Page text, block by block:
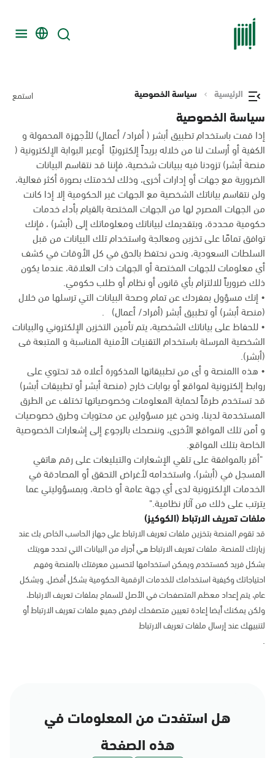
الرئيسية سياسة الخصوصية استمع
سياسة الخصوصية
إذا قمت باستخدام تطبيق أبشر ( أفراد/ أعمال) للأجهزة المحمولة و
الكفية أو أرسلت لنا من خلاله بريداً إلكترونيًا أوعبر البوابة الإلكترونية (
منصة أبشر) تزودنا فيه ببيانات شخصية، فإننا قد نتقاسم البيانات
الضرورية مع جهات أو إدارات أخرى، وذلك لخدمتك بصورة أكثر فعالية،
ولن نتقاسم بياناتك الشخصية مع الجهات غير الحكومية إلا إذا كانت
من الجهات المصرح لها من الجهات المختصة بالقيام بأداء خدمات
حكومية محددة، وبتقديمك لبياناتك ومعلوماتك إلى (أبشر) ، فإنك
توافق تمامًا على تخزين ومعالجة واستخدام تلك البيانات من قبل
السلطات السعودية، ونحن نحتفظ بالحق في كل الأوقات في كشف
أي معلومات للجهات المختصة أو الجهات ذات العلاقة، عندما يكون
ذلك ضرورياً للالتزام بأي قانون أو نظام أو طلب حكومي.
• إنك مسؤول بمفردك عن تمام وصحة البيانات التي ترسلها من خلال
(منصة أبشر) أو تطبيق أبشر (أفراد/ أعمال) .
• للحفاظ على بياناتك الشخصية، يتم تأمين التخزين الإلكتروني والبيانات
الشخصية المرسلة باستخدام التقنيات الأمنية المناسبة و المتبعة فى
(أبشر).
• هذه االمنصة و أى من تطبيقاتها المذكورة أعلاه قد تحتوي على
روابط إلكترونية لمواقع أو بوابات خارج (منصة أبشر أو تطبيقات أبشر)
قد تستخدم طرقاً لحماية المعلومات وخصوصياتها تختلف عن الطرق
المستخدمة لدينا، ونحن غير مسؤولين عن محتويات وطرق خصوصيات
و أمن تلك المواقع الأخرى، وننصحك بالرجوع إلى إشعارات الخصوصية
الخاصة بتلك المواقع.
"أقر بالموافقة على تلقي الإشعارات والتبليغات على رقم هاتفي
المسجل في (أبشر)، واستخدامه لأغراض التحقق أو المصادقة في
الخدمات الإلكترونية لدى أي جهة عامة أو خاصة، وبمسؤوليتي عما
يترتب على ذلك من آثار نظامية."
ملفات تعريف الارتباط (الكوكيز)
قد تقوم المنصة بتخزين ملفات تعريف الارتباط على جهاز الحاسب الخاص بك عند
زيارتك للمنصة. ملفات تعريف الارتباط هي أجزاء من البيانات التي تحدد هويتك
بشكل فريد كمستخدم ويمكن استخدامها لتحسين معرفتك بالمنصة وفهم
احتياجاتك وكيفية استخدامك للخدمات الرقمية الحكومية بشكل أفضل. وبشكل
عام، يتم إعداد معظم المتصفحات في الأصل للسماح بملفات تعريف الارتباط،
ولكن يمكنك أيضا إعادة تعيين متصفحك لرفض جميع ملفات تعريف الارتباط أو
لتنبيهك عند إرسال ملفات تعريف الارتباط
.
هل استفدت من المعلومات في
هذه الصفحة